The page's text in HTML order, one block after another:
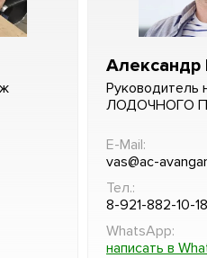
Александр
Руководитель
ЛОДОЧНОГО
E-Mail:
vas@ac-
Тел.:
8-921-882-10-18
WhatsApp:
написать в